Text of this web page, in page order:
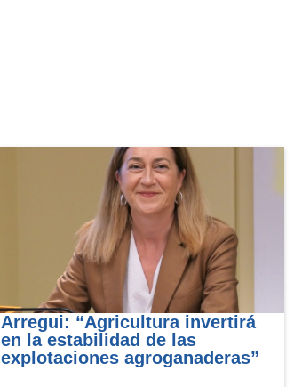
Arregui: “Agricultura invertirá
en la estabilidad de las
explotaciones agroganaderas”